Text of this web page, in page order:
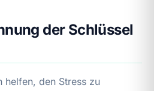
der Schlüssel
helfen, den Stress zu